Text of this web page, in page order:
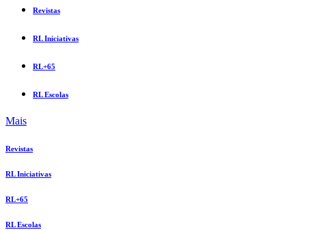
Revistas
RL Iniciativas
RL+65
RL Escolas
Mais
Revistas
RL Iniciativas
RL+65
RL Escolas